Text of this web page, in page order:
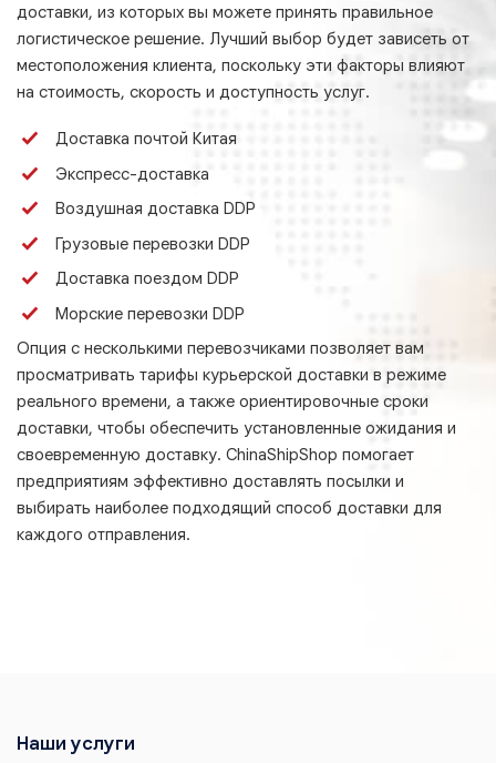
доставки, из которых вы можете принять правильное
логистическое решение. Лучший выбор будет зависеть от
местоположения клиента, поскольку эти факторы влияют
на стоимость, скорость и доступность услуг.
Доставка почтой Китая
Экспресс-доставка
Воздушная доставка DDP
Грузовые перевозки DDP
Доставка поездом DDP
Морские перевозки DDP
Опция с несколькими перевозчиками позволяет вам
просматривать тарифы курьерской доставки в режиме
реального времени, а также ориентировочные сроки
доставки, чтобы обеспечить установленные ожидания и
своевременную доставку. ChinaShipShop помогает
предприятиям эффективно доставлять посылки и
выбирать наиболее подходящий способ доставки для
каждого отправления.
Наши услуги